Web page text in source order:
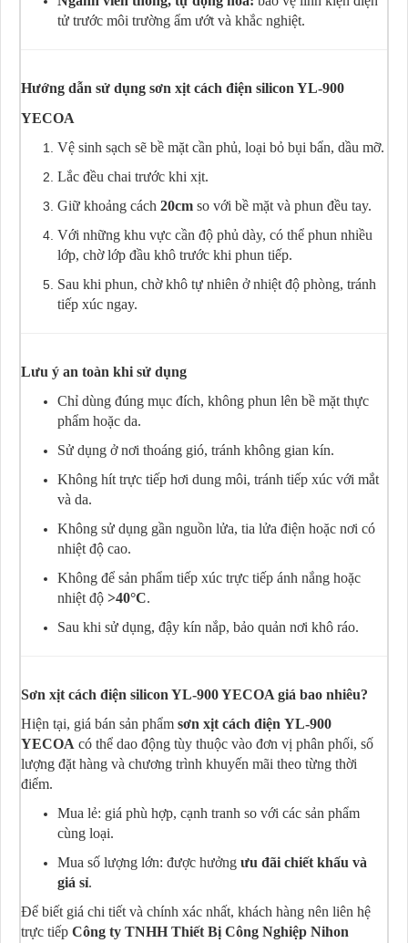
tử trước môi trường ẩm ướt và khắc nghiệt.
Hướng dẫn sử dụng sơn xịt cách điện silicon YL-900
YECOA
Vệ sinh sạch sẽ bề mặt cần phủ, loại bỏ bụi bẩn, dầu mỡ.
Lắc đều chai trước khi xịt.
Giữ khoảng cách 20cm so với bề mặt và phun đều tay.
Với những khu vực cần độ phủ dày, có thể phun nhiều
lớp, chờ lớp đầu khô trước khi phun tiếp.
Sau khi phun, chờ khô tự nhiên ở nhiệt độ phòng, tránh
tiếp xúc ngay.
Lưu ý an toàn khi sử dụng
Chỉ dùng đúng mục đích, không phun lên bề mặt thực
phẩm hoặc da.
Sử dụng ở nơi thoáng gió, tránh không gian kín.
Không hít trực tiếp hơi dung môi, tránh tiếp xúc với mắt
và da.
Không sử dụng gần nguồn lửa, tia lửa điện hoặc nơi có
nhiệt độ cao.
Không để sản phẩm tiếp xúc trực tiếp ánh nắng hoặc
nhiệt độ >40°C.
Sau khi sử dụng, đậy kín nắp, bảo quản nơi khô ráo.
Sơn xịt cách điện silicon YL-900 YECOA giá bao nhiêu?
Hiện tại, giá bán sản phẩm sơn xịt cách điện YL-900
YECOA có thể dao động tùy thuộc vào đơn vị phân phối, số
lượng đặt hàng và chương trình khuyến mãi theo từng thời
điểm.
Mua lẻ: giá phù hợp, cạnh tranh so với các sản phẩm
cùng loại.
Mua số lượng lớn: được hưởng ưu đãi chiết khấu và
giá sỉ.
Để biết giá chi tiết và chính xác nhất, khách hàng nên liên hệ
trực tiếp Công ty TNHH Thiết Bị Công Nghiệp Nihon